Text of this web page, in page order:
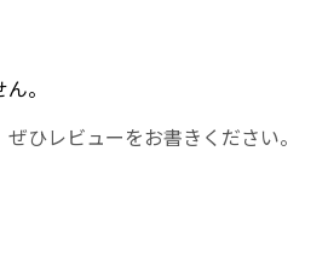
。
ひレビューをお書きください。